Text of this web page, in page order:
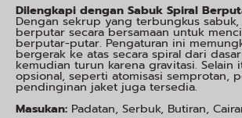
Dilengkapi dengan Sabuk Spiral
Dengan sekrup yang terbungkus
berputar secara bersamaan untuk
berputar-putar. Pengaturan ini
bergerak ke atas secara spiral dari
kemudian turun karena gravitasi. Selain
opsional, seperti atomisasi semprotan,
pendinginan jaket juga tersedia.
Masukan: Padatan, Serbuk, Butiran,